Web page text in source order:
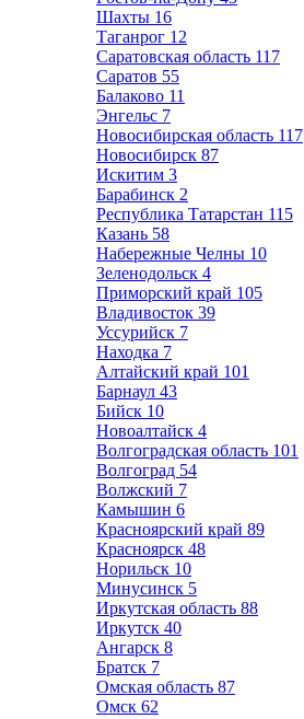
Шахты 16
Таганрог 12
Саратовская область 117
Саратов 55
Балаково 11
Энгельс 7
Новосибирская область 117
Новосибирск 87
Искитим 3
Барабинск 2
Республика Татарстан 115
Казань 58
Набережные Челны 10
Зеленодольск 4
Приморский край 105
Владивосток 39
Уссурийск 7
Находка 7
Алтайский край 101
Барнаул 43
Бийск 10
Новоалтайск 4
Волгоградская область 101
Волгоград 54
Волжский 7
Камышин 6
Красноярский край 89
Красноярск 48
Норильск 10
Минусинск 5
Иркутская область 88
Иркутск 40
Ангарск 8
Братск 7
Омская область 87
Омск 62